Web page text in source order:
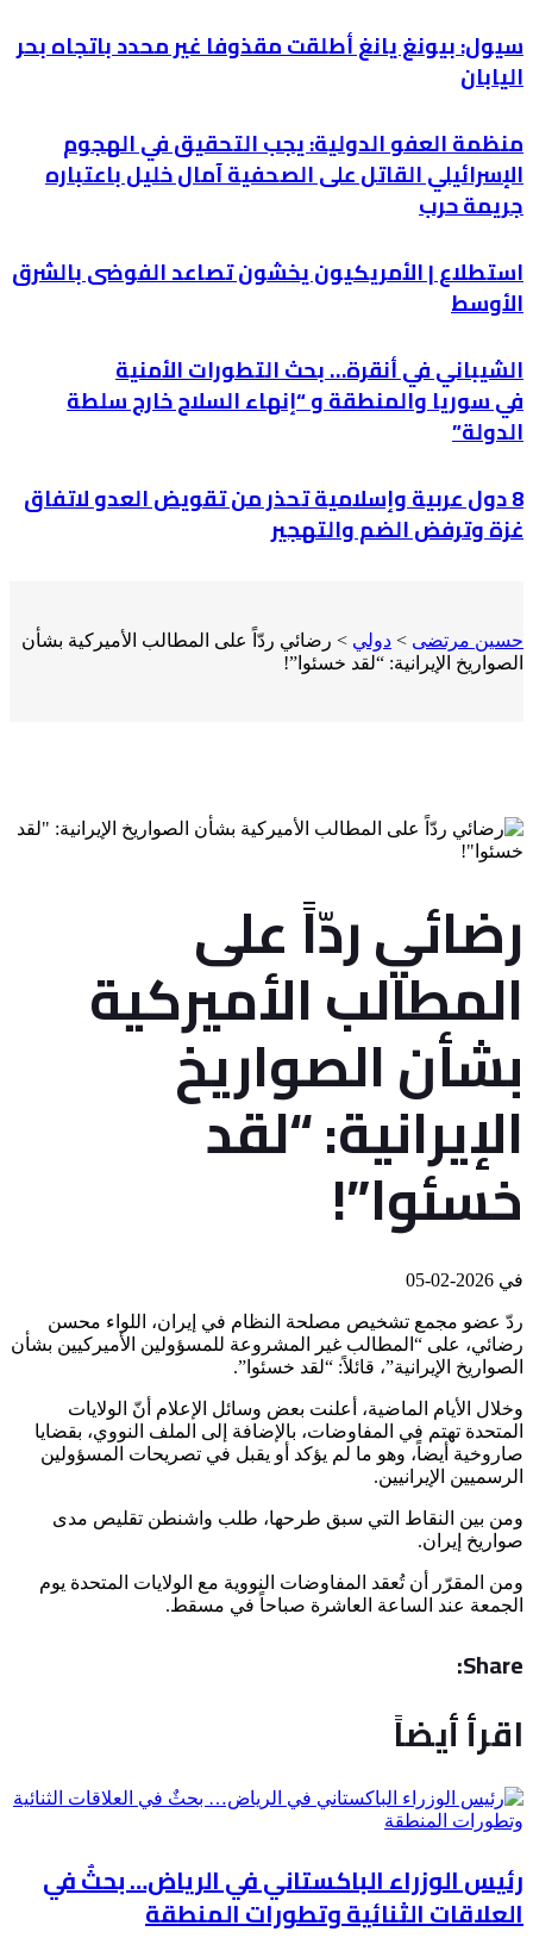
سيول: بيونغ يانغ أطلقت مقذوفا غير محدد باتجاه بحر
اليابان
منظمة العفو الدولية: يجب التحقيق في الهجوم
الإسرائيلي القاتل على الصحفية آمال خليل باعتباره
جريمة حرب
استطلاع | الأمريكيون يخشون تصاعد الفوضى بالشرق
الأوسط
الشيباني في أنقرة… بحث التطورات الأمنية
في سوريا والمنطقة و “إنهاء السلاح خارج سلطة
الدولة”
8 دول عربية وإسلامية تحذر من تقويض العدو لاتفاق
غزة وترفض الضم والتهجير
حسين مرتضى > دولي > رضائي ردّاً على المطالب الأميركية بشأن
الصواريخ الإيرانية: “لقد خسئوا”!
رضائي ردّاً على
المطالب الأميركية
بشأن الصواريخ
الإيرانية: “لقد
خسئوا”!
في
ردّ عضو مجمع تشخيص مصلحة النظام في إيران، اللواء محسن
رضائي، على “المطالب غير المشروعة للمسؤولين الأميركيين بشأن
الصواريخ الإيرانية”، قائلاً: “لقد خسئوا”.
وخلال الأيام الماضية، أعلنت بعض وسائل الإعلام أنّ الولايات
المتحدة تهتم في المفاوضات، بالإضافة إلى الملف النووي، بقضايا
صاروخية أيضاً، وهو ما لم يؤكد أو يقبل في تصريحات المسؤولين
الرسميين الإيرانيين.
ومن بين النقاط التي سبق طرحها، طلب واشنطن تقليص مدى
صواريخ إيران.
ومن المقرّر أن تُعقد المفاوضات النووية مع الولايات المتحدة يوم
الجمعة عند الساعة العاشرة صباحاً في مسقط.
Share:
اقرأ أيضاً
رئيس الوزراء الباكستاني في الرياض… بحثٌ في
العلاقات الثنائية وتطورات المنطقة